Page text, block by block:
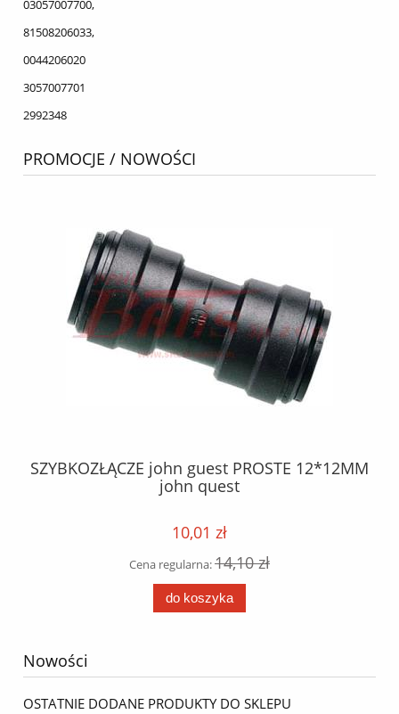
03057007700,
81508206033,
0044206020
3057007701
2992348
PROMOCJE / NOWOŚCI
SZYBKOZŁĄCZE john guest PROSTE 12*12MM
john quest
10,01 zł
Cena regularna:14,10 zł
do koszyka
Nowości
OSTATNIE DODANE PRODUKTY DO SKLEPU